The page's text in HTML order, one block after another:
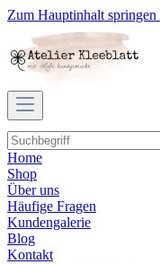
Zum Hauptinhalt springen
Home
Shop
Über uns
Häufige Fragen
Kundengalerie
Blog
Kontakt